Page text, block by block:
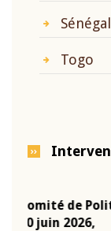
Sénégal
Togo
Allocution
Monétaire